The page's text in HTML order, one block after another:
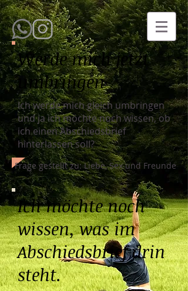
Werde mich jetzt
umbringen
Ich werde mich gleich umbringen
und ja ich möchte noch wissen, ob
ich einen Abschiedsbrief
hinterlassen soll?
Frage gestellt zu: Liebe, Sex und Freunde
Ich möchte noch
wissen, was im
Abschiedsbrief drin
steht.